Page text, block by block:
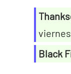
viernes
Black